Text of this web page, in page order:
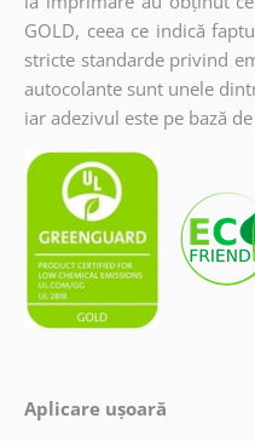
GOLD, ceea ce indică
stricte standarde privind
autocolante sunt unele
iar adezivul este pe bază
Aplicare ușoară